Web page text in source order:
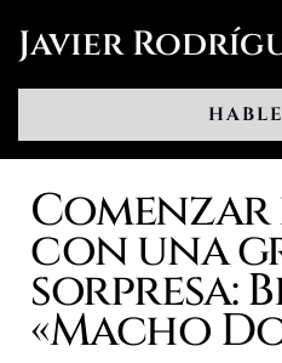
Javier
Comenzar
con una
sorpresa:
«Macho